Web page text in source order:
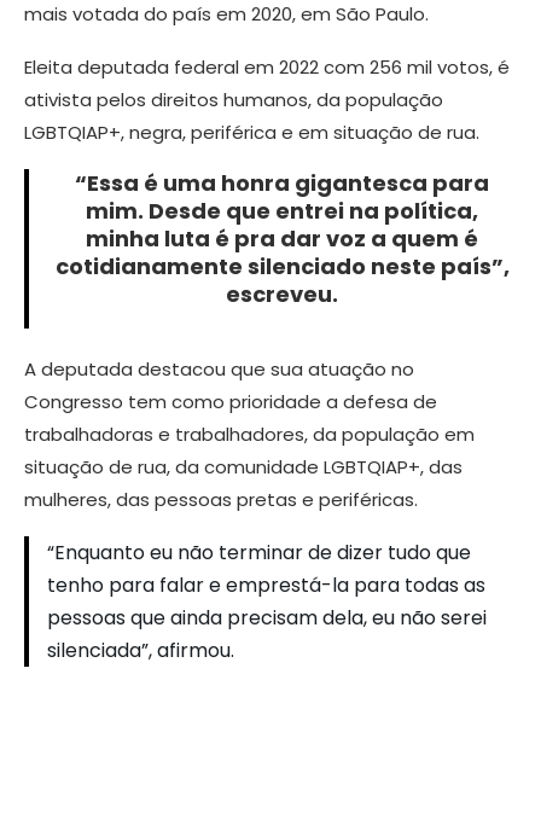
mais votada do país em 2020, em São Paulo.
Eleita deputada federal em 2022 com 256 mil votos, é
ativista pelos direitos humanos, da população
LGBTQIAP+, negra, periférica e em situação de rua.
“Essa é uma honra gigantesca para
mim. Desde que entrei na política,
minha luta é pra dar voz a quem é
cotidianamente silenciado neste país”,
escreveu.
A deputada destacou que sua atuação no
Congresso tem como prioridade a defesa de
trabalhadoras e trabalhadores, da população em
situação de rua, da comunidade LGBTQIAP+, das
mulheres, das pessoas pretas e periféricas.
“Enquanto eu não terminar de dizer tudo que
tenho para falar e emprestá-la para todas as
pessoas que ainda precisam dela, eu não serei
silenciada”, afirmou.